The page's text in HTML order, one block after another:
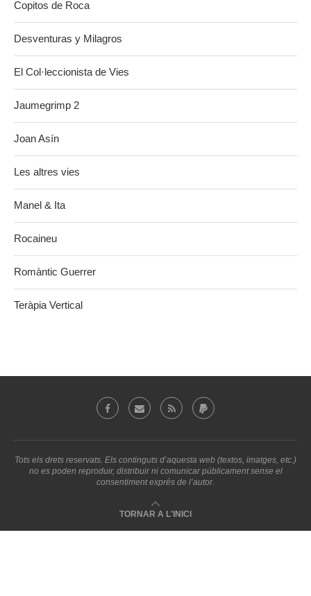
Copitos de Roca
Desventuras y Milagros
El Col·leccionista de Vies
Jaumegrimp 2
Joan Asín
Les altres vies
Manel & Ita
Rocaineu
Romàntic Guerrer
Teràpia Vertical
Tots els drets reservats. Els continguts d’aquesta web (textos, imatges, etc.)
no es poden reproduir, distribuir ni comunicar públicament sense el
consentiment exprés de l’autor.
TORNAR A L'INICI